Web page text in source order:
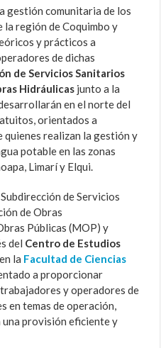
gestión comunitaria de los
la región de Coquimbo y
y prácticos a
de dichas
de Servicios Sanitarios
Hidráulicas junto a la
en el norte del
orientados a
realizan la gestión y
potable en las zonas
Limarí y Elqui.
de Servicios
de Obras
Públicas (MOP) y
del Centro de Estudios
la Facultad de Ciencias
a proporcionar
y operadores de
en temas de operación,
provisión eficiente y